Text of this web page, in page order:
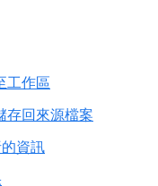
工作區
存回來源檔案
資訊